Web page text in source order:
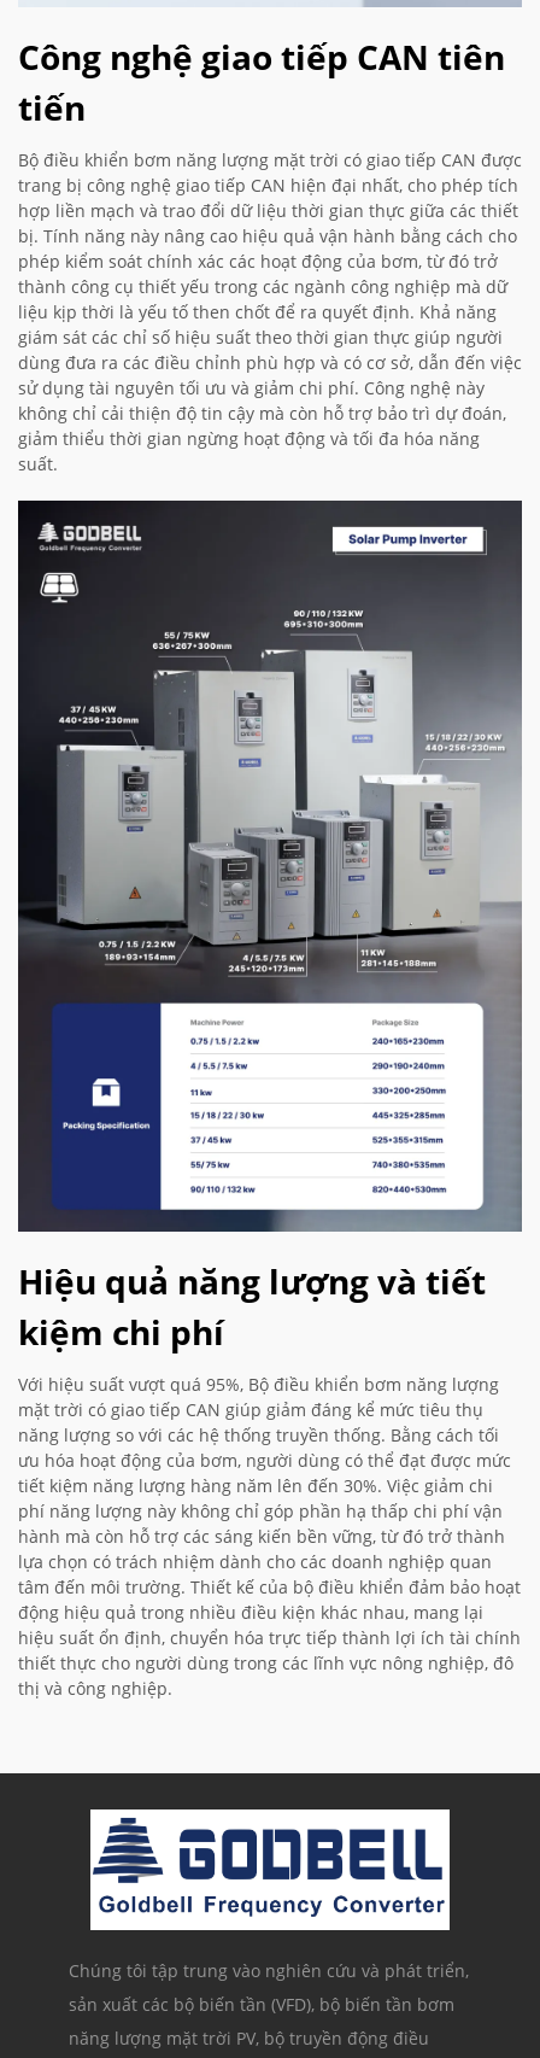
Công nghệ giao tiếp CAN tiên
tiến
Bộ điều khiển bơm năng lượng mặt trời có giao tiếp CAN được
trang bị công nghệ giao tiếp CAN hiện đại nhất, cho phép tích
hợp liền mạch và trao đổi dữ liệu thời gian thực giữa các thiết
bị. Tính năng này nâng cao hiệu quả vận hành bằng cách cho
phép kiểm soát chính xác các hoạt động của bơm, từ đó trở
thành công cụ thiết yếu trong các ngành công nghiệp mà dữ
liệu kịp thời là yếu tố then chốt để ra quyết định. Khả năng
giám sát các chỉ số hiệu suất theo thời gian thực giúp người
dùng đưa ra các điều chỉnh phù hợp và có cơ sở, dẫn đến việc
sử dụng tài nguyên tối ưu và giảm chi phí. Công nghệ này
không chỉ cải thiện độ tin cậy mà còn hỗ trợ bảo trì dự đoán,
giảm thiểu thời gian ngừng hoạt động và tối đa hóa năng
suất.
Hiệu quả năng lượng và tiết
kiệm chi phí
Với hiệu suất vượt quá 95%, Bộ điều khiển bơm năng lượng
mặt trời có giao tiếp CAN giúp giảm đáng kể mức tiêu thụ
năng lượng so với các hệ thống truyền thống. Bằng cách tối
ưu hóa hoạt động của bơm, người dùng có thể đạt được mức
tiết kiệm năng lượng hàng năm lên đến 30%. Việc giảm chi
phí năng lượng này không chỉ góp phần hạ thấp chi phí vận
hành mà còn hỗ trợ các sáng kiến bền vững, từ đó trở thành
lựa chọn có trách nhiệm dành cho các doanh nghiệp quan
tâm đến môi trường. Thiết kế của bộ điều khiển đảm bảo hoạt
động hiệu quả trong nhiều điều kiện khác nhau, mang lại
hiệu suất ổn định, chuyển hóa trực tiếp thành lợi ích tài chính
thiết thực cho người dùng trong các lĩnh vực nông nghiệp, đô
thị và công nghiệp.
Chúng tôi tập trung vào nghiên cứu và phát triển,
sản xuất các bộ biến tần (VFD), bộ biến tần bơm
năng lượng mặt trời PV, bộ truyền động điều